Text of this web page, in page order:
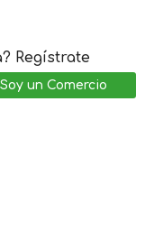
Regístrate
Soy un Comercio